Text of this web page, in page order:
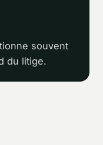
souvent
du litige.